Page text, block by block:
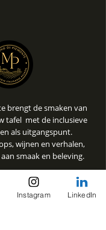
brengt de smaken van
tafel met de inclusieve
als uitgangspunt.
wijnen en verhalen,
smaak en beleving.
Instagram LinkedIn